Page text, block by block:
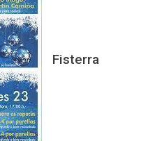
Fisterra